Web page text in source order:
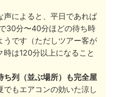
声によると、平日であれば
30分〜40分ほどの待ち時
うです（ただしツアー客が
は120分以上になること
ち列（並ぶ場所）も完全屋
でもエアコンの効いた涼し